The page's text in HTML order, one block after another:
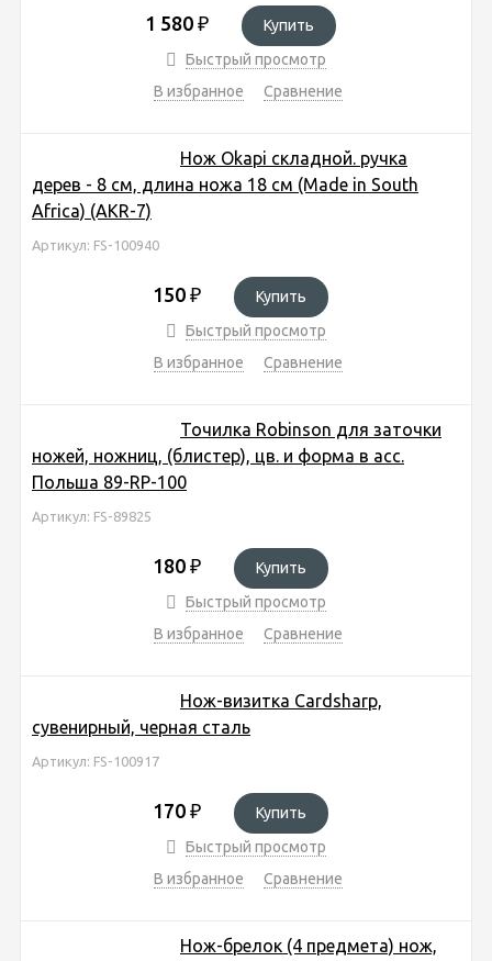
1 580 ₽
Купить
Быстрый просмотр
В избранное
Сравнение
Нож Okapi складной. ручка
дерев - 8 см, длина ножа 18 см (Made in South
Africa) (АКR-7)
Артикул: FS-100940
150 ₽
Купить
Быстрый просмотр
В избранное
Сравнение
Точилка Robinson для заточки
ножей, ножниц, (блистер), цв. и форма в асс.
Польша 89-RP-100
Артикул: FS-89825
180 ₽
Купить
Быстрый просмотр
В избранное
Сравнение
Нож-визитка Cardsharp,
сувенирный, черная сталь
Артикул: FS-100917
170 ₽
Купить
Быстрый просмотр
В избранное
Сравнение
Нож-брелок (4 предмета) нож,